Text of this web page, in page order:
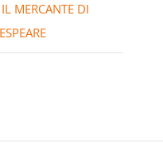
MERCANTE DI